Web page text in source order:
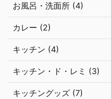
お風呂・洗面所 (4)
カレー (2)
キッチン (4)
キッチン・ド・レミ (3)
キッチングッズ (7)